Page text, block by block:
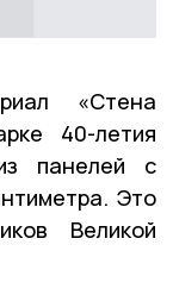
«Стена
40-летия
панелей с
Это
Великой